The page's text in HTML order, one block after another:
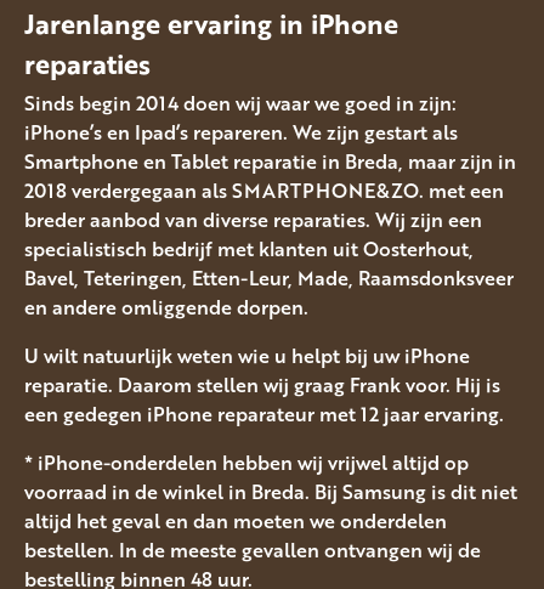
Jarenlange ervaring in iPhone
reparaties
Sinds begin 2014 doen wij waar we goed in zijn:
iPhone’s en Ipad’s repareren. We zijn gestart als
Smartphone en Tablet reparatie in Breda, maar zijn in
2018 verdergegaan als SMARTPHONE&ZO. met een
breder aanbod van diverse reparaties. Wij zijn een
specialistisch bedrijf met klanten uit Oosterhout,
Bavel, Teteringen, Etten-Leur, Made, Raamsdonksveer
en andere omliggende dorpen.
U wilt natuurlijk weten wie u helpt bij uw iPhone
reparatie. Daarom stellen wij graag Frank voor. Hij is
een gedegen iPhone reparateur met 12 jaar ervaring.
* iPhone-onderdelen hebben wij vrijwel altijd op
voorraad in de winkel in Breda. Bij Samsung is dit niet
altijd het geval en dan moeten we onderdelen
bestellen. In de meeste gevallen ontvangen wij de
bestelling binnen 48 uur.